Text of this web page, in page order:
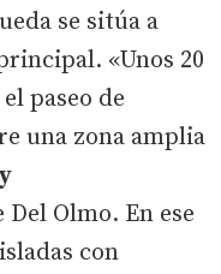
se sitúa a
«Unos 20
paseo de
una zona amplia
Del Olmo. En ese
con